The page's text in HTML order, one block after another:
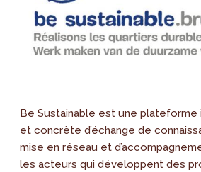
Be Sustainable est une plateforme
et concrète d’échange de
mise en réseau et
les acteurs qui développent des